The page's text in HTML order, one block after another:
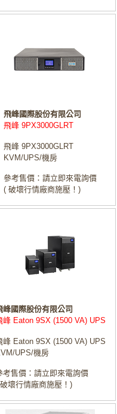
飛峰國際股份有限公司
飛峰 9PX3000GLRT
飛峰 9PX3000GLRT
KVM/UPS/機房
參考售價：請立即來電詢價
( 破壞行情廠商施壓！)
峰國際股份有限公司
峰 Eaton 9SX (1500 VA) UPS
峰 Eaton 9SX (1500 VA) UPS
UPS/機房
考售價：請立即來電詢價
壞行情廠商施壓！)